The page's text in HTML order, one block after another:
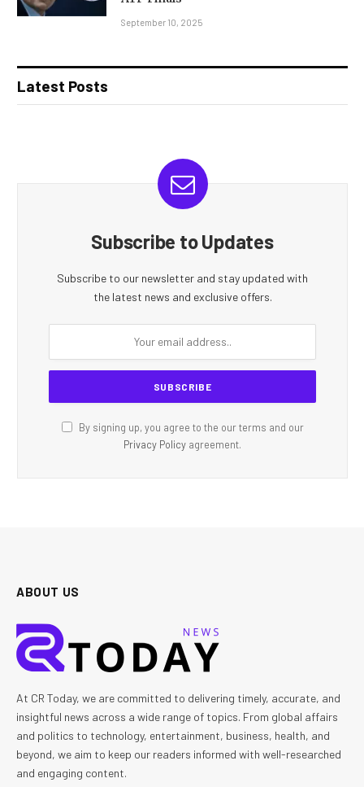
September 10, 2025
Latest Posts
Subscribe to Updates
Subscribe to our newsletter and stay updated with
the latest news and exclusive offers.
By signing up, you agree to the our terms and our
Privacy Policy agreement.
ABOUT US
At CR Today, we are committed to delivering timely, accurate, and
insightful news across a wide range of topics. From global affairs
and politics to technology, entertainment, business, health, and
beyond, we aim to keep our readers informed with well-researched
and engaging content.